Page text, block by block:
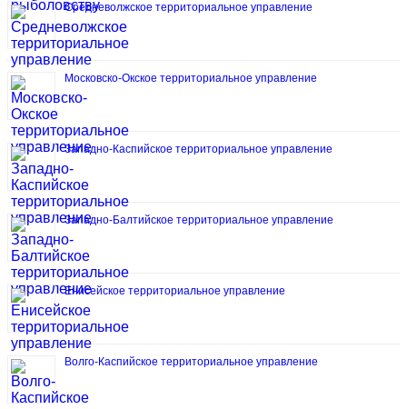
Средневолжское территориальное управление
Московско-Окское территориальное управление
Западно-Каспийское территориальное управление
Западно-Балтийское территориальное управление
Енисейское территориальное управление
Волго-Каспийское территориальное управление